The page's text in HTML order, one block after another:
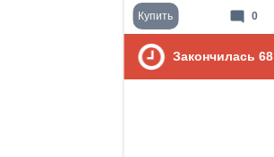
Купить mode_comment 0
Закончилась 68